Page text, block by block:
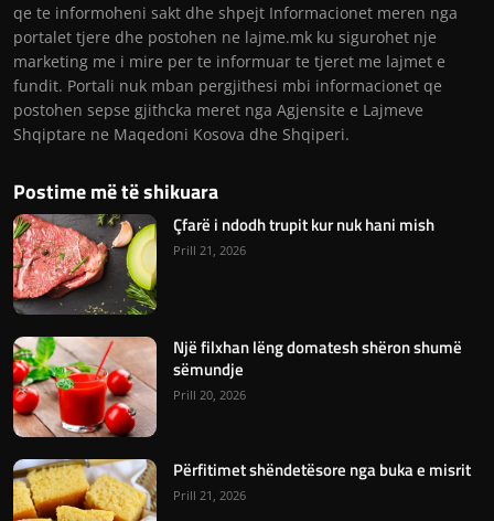
qe te informoheni sakt dhe shpejt Informacionet meren nga
portalet tjere dhe postohen ne lajme.mk ku sigurohet nje
marketing me i mire per te informuar te tjeret me lajmet e
fundit. Portali nuk mban pergjithesi mbi informacionet qe
postohen sepse gjithcka meret nga Agjensite e Lajmeve
Shqiptare ne Maqedoni Kosova dhe Shqiperi.
Postime më të shikuara
Çfarë i ndodh trupit kur nuk hani mish
Prill 21, 2026
Një filxhan lëng domatesh shëron shumë
sëmundje
Prill 20, 2026
Përfitimet shëndetësore nga buka e misrit
Prill 21, 2026